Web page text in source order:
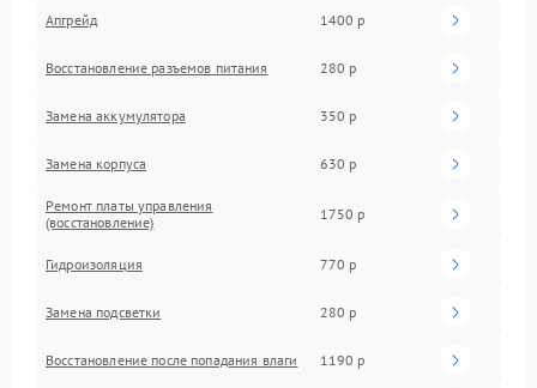
Апгрейд 1400 р
Восстановление разъемов питания 280 р
Замена аккумулятора 350 р
Замена корпуса 630 р
Ремонт платы управления
(восстановление)
1750 р
Гидроизоляция 770 р
Замена подсветки 280 р
Восстановление после попадания влаги 1190 р